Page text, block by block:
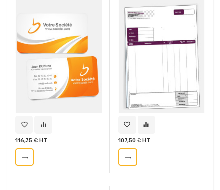
favorite_border equalizer
116,35 € HT
trending_flat
favorite_border equalizer
107,50 € HT
trending_flat